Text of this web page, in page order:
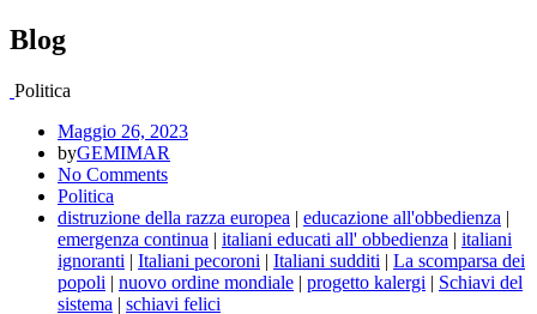
Blog
Politica
Maggio 26, 2023
byGEMIMAR
No Comments
Politica
distruzione della razza europea | educazione all'obbedienza |
emergenza continua | italiani educati all' obbedienza | italiani
ignoranti | Italiani pecoroni | Italiani sudditi | La scomparsa dei
popoli | nuovo ordine mondiale | progetto kalergi | Schiavi del
sistema | schiavi felici